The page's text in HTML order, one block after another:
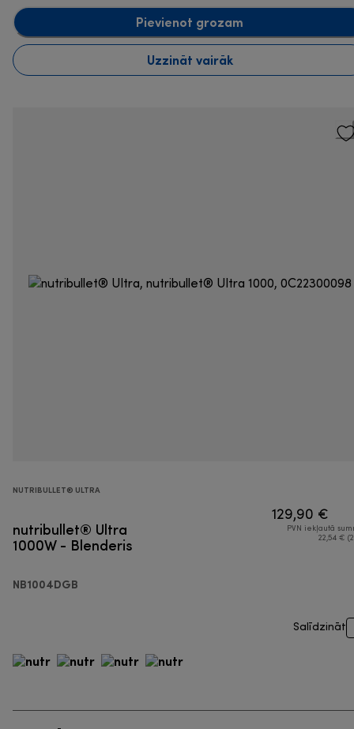
Pievienot grozam
Uzzināt vairāk
NUTRIBULLET® ULTRA
nutribullet® Ultra
1000W - Blenderis
NB1004DGB
129,90 €
PVN iekļautā
22,54 €
Salīdzināt